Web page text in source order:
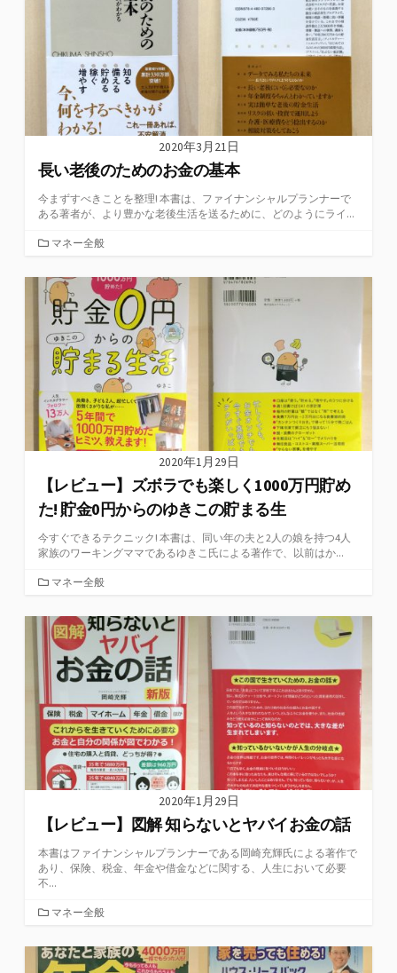
2020年3月21日
長い老後のためのお金の基本
今まずすべきことを整理! 本書は、ファイナンシャルプランナーで
ある著者が、より豊かな老後生活を送るために、どのようにライ...
カ
ゴ
リ
ー
マネー全般
2020年1月29日
【レビュー】ズボラでも楽しく1000万円貯め
た! 貯金0円からのゆきこの貯まる生
今すぐできるテクニック! 本書は、同い年の夫と2人の娘を持つ4人
家族のワーキングママであるゆきこ氏による著作で、以前はか...
カ
ゴ
リ
ー
マネー全般
2020年1月29日
【レビュー】図解 知らないとヤバイお金の話
本書はファイナンシャルプランナーである岡崎充輝氏による著作で
あり、保険、税金、年金や借金などに関する、人生において必要
不...
カ
ゴ
リ
マネー全般